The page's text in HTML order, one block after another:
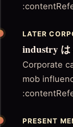
LATER
industry は
Corporate
mob
PRESENT